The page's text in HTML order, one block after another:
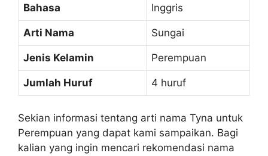
Bahasa Inggris
Arti Nama Sungai
Jenis Kelamin Perempuan
Jumlah Huruf 4 huruf
Sekian informasi tentang arti nama Tyna untuk
Perempuan yang dapat kami sampaikan. Bagi
kalian yang ingin mencari rekomendasi nama